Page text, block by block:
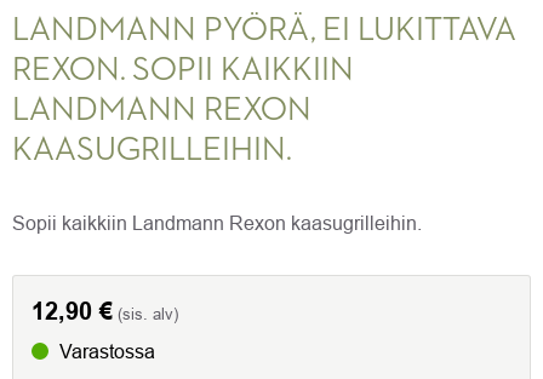
LANDMANN PYÖRÄ, EI LUKITTAVA
REXON. SOPII KAIKKIIN
LANDMANN REXON
KAASUGRILLEIHIN.
Sopii kaikkiin Landmann Rexon kaasugrilleihin.
12,90€ (sis. alv)
Varastossa